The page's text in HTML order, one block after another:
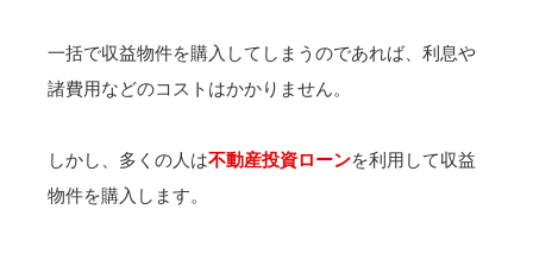
一括で収益物件を購入してしまうのであれば、利息や
諸費用などのコストはかかりません。
しかし、多くの人は不動産投資ローンを利用して収益
物件を購入します。